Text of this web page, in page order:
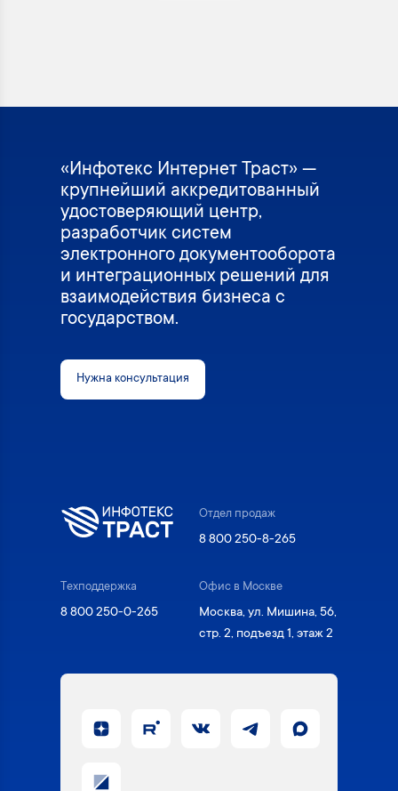
«Инфотекс Интернет Траст» —
крупнейший аккредитованный
удостоверяющий центр,
разработчик систем
электронного документооборота
и интеграционных решений для
взаимодействия бизнеса с
государством.
Нужна консультация
Отдел продаж
8 800 250-8-265
Техподдержка
8 800 250-0-265
Офис в Москве
Москва, ул. Мишина, 56,
стр. 2, подъезд 1, этаж 2